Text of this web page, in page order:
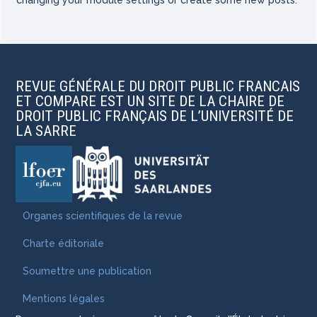
REVUE GÉNÉRALE DU DROIT PUBLIC FRANCAIS
ET COMPARE EST UN SITE DE LA CHAIRE DE
DROIT PUBLIC FRANÇAIS DE L’UNIVERSITÉ DE
LA SARRE
Organes scientifiques de la revue
Charte éditoriale
Soumettre une publication
Mentions légales